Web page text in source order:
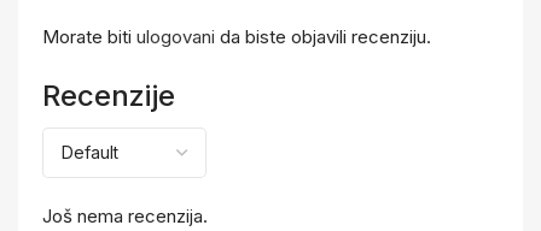
Recenzije
Još nema recenzija.
Morate biti ulogovani da biste objavili recenziju.